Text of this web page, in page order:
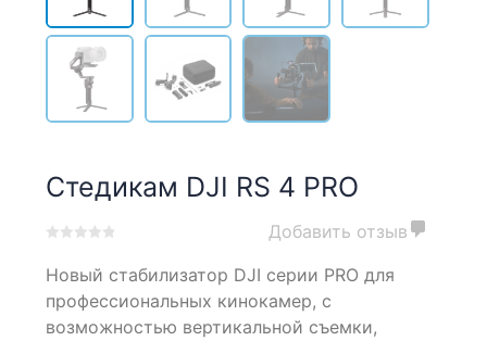
Стедикам DJI RS 4 PRO
out
based
on
Добавить отзыв
Новый стабилизатор DJI серии PRO для
профессиональных кинокамер, с
возможностью вертикальной съемки,